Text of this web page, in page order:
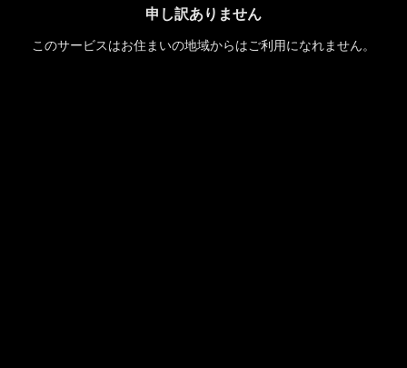
申し訳ありません
このサービスはお住まいの地域からはご利用になれません。